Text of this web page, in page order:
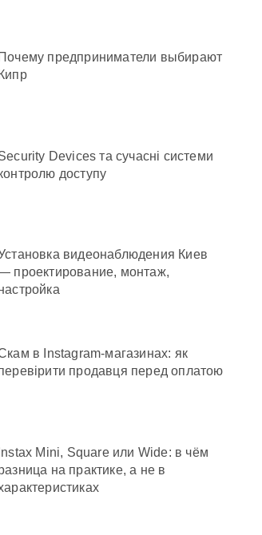
Почему предприниматели выбирают
Кипр
Devices та сучасні системи
доступу
видеонаблюдения Киев
проектирование, монтаж,
в Instagram-магазинах: як
продавця перед оплатою
Instax Mini, Square или Wide: в чём
на практике, а не в